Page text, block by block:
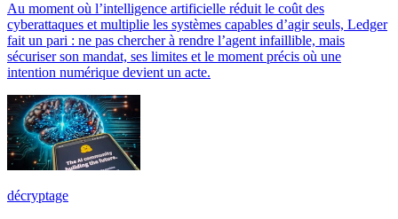
Au moment où l’intelligence artificielle réduit le coût des
cyberattaques et multiplie les systèmes capables d’agir seuls, Ledger
fait un pari : ne pas chercher à rendre l’agent infaillible, mais
sécuriser son mandat, ses limites et le moment précis où une
intention numérique devient un acte.
décryptage